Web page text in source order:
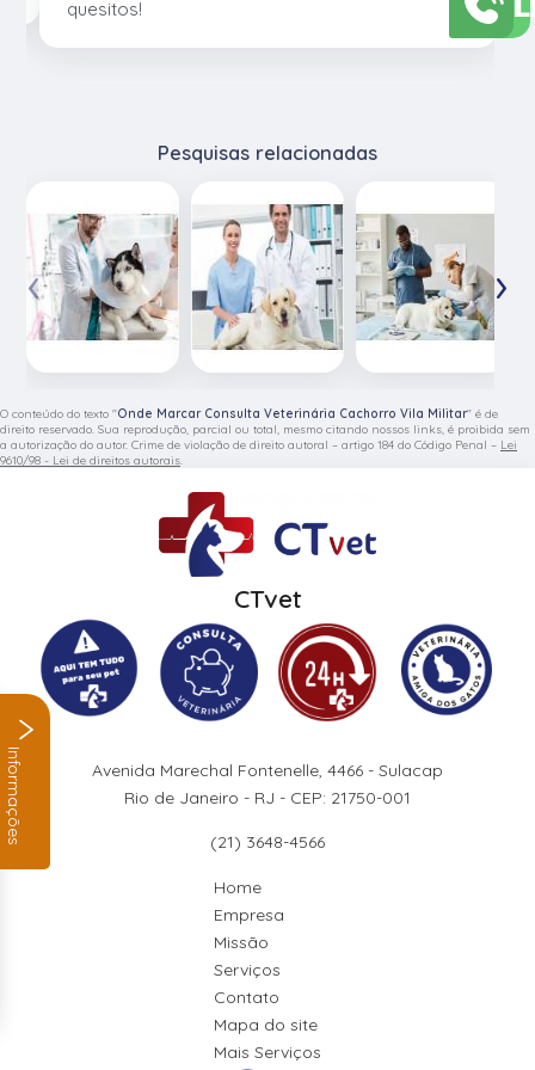
quesitos!
Pesquisas relacionadas
‹ ›
O conteúdo do texto "Onde Marcar Consulta Veterinária Cachorro Vila Militar" é de
direito reservado. Sua reprodução, parcial ou total, mesmo citando nossos links, é proibida sem
a autorização do autor. Crime de violação de direito autoral – artigo 184 do Código Penal – Lei
9610/98 - Lei de direitos autorais.
CTvet
Avenida Marechal Fontenelle, 4466 - Sulacap
Rio de Janeiro - RJ - CEP: 21750-001
(21) 3648-4566
Home
Empresa
Missão
Serviços
Contato
Mapa do site
Mais Serviços
Informações